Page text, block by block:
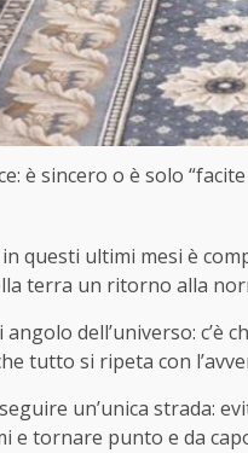
è sincero o è solo
questi ultimi mesi è
terra un ritorno alla
dell’universo: c’è
tutto si ripeta con
un’unica strada:
e tornare punto e da